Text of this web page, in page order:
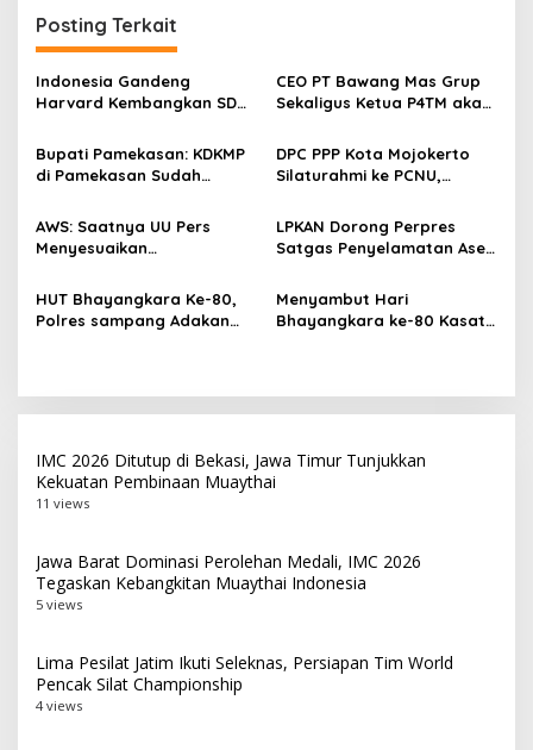
g
a
s
i
p
o
s
Posting Terkait
Indonesia Gandeng
Harvard Kembangkan SDM
Dunia
CEO PT Bawang Mas Grup
Sekaligus Ketua P4TM akan
Tembakau di Madura
Bupati Pamekasan: KDKMP
di Pamekasan Sudah
Selesai Akhir Juli 2026
DPC PPP Kota Mojokerto
Silaturahmi ke PCNU,
Masyarakat
AWS: Saatnya UU Pers
Menyesuaikan
Digital dan AI
LPKAN Dorong Perpres
Satgas Penyelamatan Aset
Pemberantasan Korupsi
HUT Bhayangkara Ke-80,
Polres sampang Adakan
Menyambut Hari
Bhayangkara ke-80 Kasat
IMC 2026 Ditutup di Bekasi, Jawa Timur Tunjukkan
Kekuatan Pembinaan Muaythai
11 views
Jawa Barat Dominasi Perolehan Medali, IMC 2026
Tegaskan Kebangkitan Muaythai Indonesia
5 views
Lima Pesilat Jatim Ikuti Seleknas, Persiapan Tim World
Pencak Silat Championship
4 views